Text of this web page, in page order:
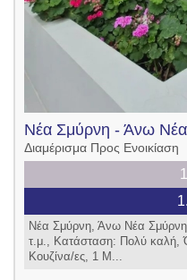
Νέα Σμύρνη - Άνω
Διαμέρισμα Προς Ενοικίαση
Νέα Σμύρνη, Άνω Νέα
τ.μ., Κατάσταση: Πολύ καλή,
Κουζίνα/ες, 1 Μ...